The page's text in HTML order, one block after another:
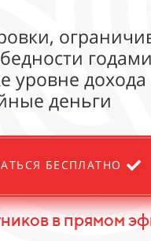
уровне
деньги
БЕСПЛАТНО
в прямом